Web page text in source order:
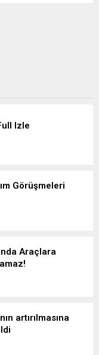
Izle
Görüşmeleri
Araçlara
artırılmasına